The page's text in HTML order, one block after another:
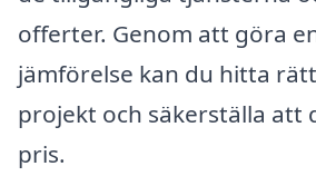
offerter. Genom att göra
jämförelse kan du hitta
projekt och säkerställa att
pris.